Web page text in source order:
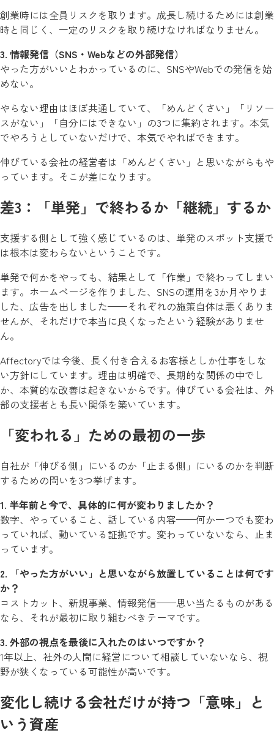
創業時には全員リスクを取ります。成長し続けるためには創業
時と同じく、一定のリスクを取り続けなければなりません。
3. 情報発信（SNS・Webなどの外部発信）
やった方がいいとわかっているのに、SNSやWebでの発信を始
めない。
やらない理由はほぼ共通していて、「めんどくさい」「リソー
スがない」「自分にはできない」の3つに集約されます。本気
でやろうとしていないだけで、本気でやればできます。
伸びている会社の経営者は「めんどくさい」と思いながらもや
っています。そこが差になります。
差3：「単発」で終わるか「継続」するか
支援する側として強く感じているのは、単発のスポット支援で
は根本は変わらないということです。
単発で何かをやっても、結果として「作業」で終わってしまい
ます。ホームページを作りました、SNSの運用を3か月やりま
した、広告を出しました——それぞれの施策自体は悪くありま
せんが、それだけで本当に良くなったという経験がありませ
ん。
Affectoryでは今後、長く付き合えるお客様としか仕事をしな
い方針にしています。理由は明確で、長期的な関係の中でし
か、本質的な改善は起きないからです。伸びている会社は、外
部の支援者とも長い関係を築いています。
「変われる」ための最初の一歩
自社が「伸びる側」にいるのか「止まる側」にいるのかを判断
するための問いを3つ挙げます。
1. 半年前と今で、具体的に何が変わりましたか？
数字、やっていること、話している内容——何か一つでも変わ
っていれば、動いている証拠です。変わっていないなら、止ま
っています。
2. 「やった方がいい」と思いながら放置していることは何です
か？
コストカット、新規事業、情報発信——思い当たるものがある
なら、それが最初に取り組むべきテーマです。
3. 外部の視点を最後に入れたのはいつですか？
1年以上、社外の人間に経営について相談していないなら、視
野が狭くなっている可能性が高いです。
変化し続ける会社だけが持つ「意味」と
いう資産